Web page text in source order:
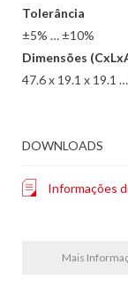
Tolerância
±5% … ±10%
Dimensões
47.6 x 19.1 x 19.1
DOWNLOADS
Informações
Mais